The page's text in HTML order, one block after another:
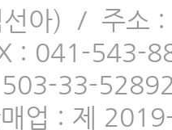
아) / 주소
: 041-543-
503-33-
매업 : 제